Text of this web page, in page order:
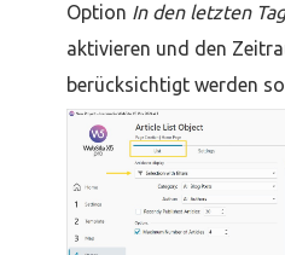
Option In den letzten
aktivieren und den
berücksichtigt werden